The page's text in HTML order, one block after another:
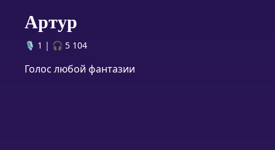
Артур
🎙️ 1 | 🎧 5 104
Голос любой фантазии